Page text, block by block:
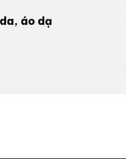
áo dạ